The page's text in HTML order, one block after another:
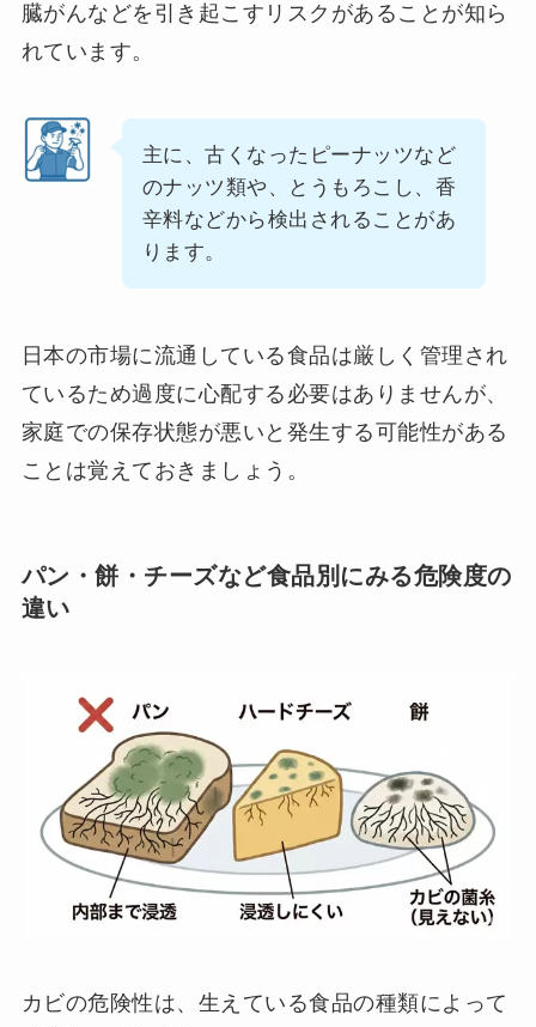
臓がんなどを引き起こすリスクがあることが知ら
れています。
主に、古くなったピーナッツなど
のナッツ類や、とうもろこし、香
辛料などから検出されることがあ
ります。
日本の市場に流通している食品は厳しく管理され
ているため過度に心配する必要はありませんが、
家庭での保存状態が悪いと発生する可能性がある
ことは覚えておきましょう。
パン・餅・チーズなど食品別にみる危険度の
違い
カビの危険性は、生えている食品の種類によって